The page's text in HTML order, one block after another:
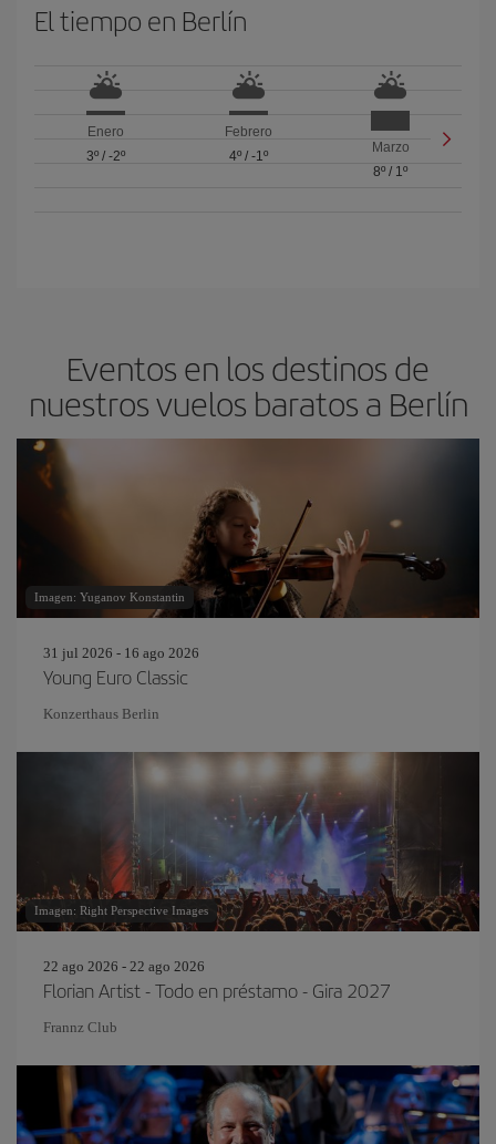
El tiempo en Berlín
Enero
3º/ -2º
Febrero
4º/ -1º
Marzo
8º / 1º
Eventos en los destinos de
nuestros vuelos baratos a Berlín
Imagen: Yuganov Konstantin
31 jul 2026 - 16 ago 2026
Young Euro Classic
Konzerthaus Berlin
Imagen: Right Perspective Images
22 ago 2026 - 22 ago 2026
Florian Artist - Todo en préstamo - Gira 2027
Frannz Club